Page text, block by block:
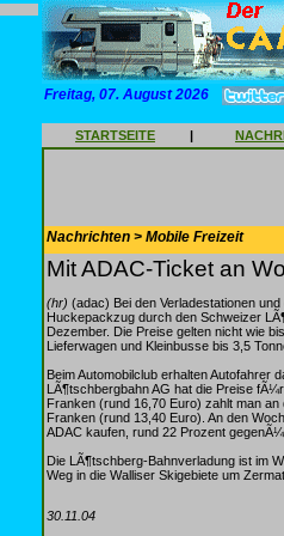
Freitag, 07. August 2026
STARTSEITE |
Nachrichten > Mobile Freizeit
Mit ADAC-Ticket an
(hr) (adac) Bei den Verladestationen
Huckepackzug durch den Schweizer
Dezember. Die Preise gelten nicht wie
Lieferwagen und Kleinbusse bis 3,5
Beim Automobilclub erhalten Autofahrer
LÃ¶tschbergbahn AG hat die Preise
Franken (rund 16,70 Euro) zahlt man
Franken (rund 13,40 Euro). An den
ADAC kaufen, rund 22 Prozent
Die LÃ¶tschberg-Bahnverladung ist im
Weg in die Walliser Skigebiete um
30.11.04